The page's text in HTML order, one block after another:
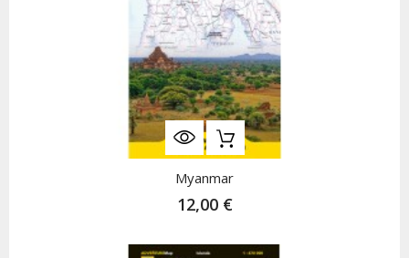
Myanmar
12,00 €